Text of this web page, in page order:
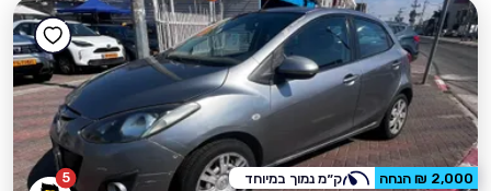
5 2,000 ₪ הנחה ק״מ נמוך במיוחד